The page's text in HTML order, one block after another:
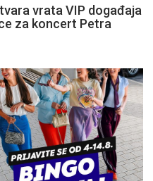
vrata VIP događaja
za koncert Petra